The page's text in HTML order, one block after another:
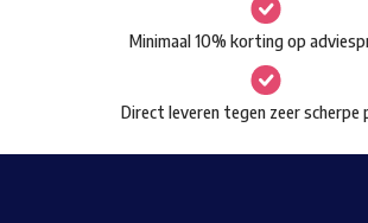
op
de
productpagina
Minimaal 10% korting op
Direct leveren tegen zeer scherpe